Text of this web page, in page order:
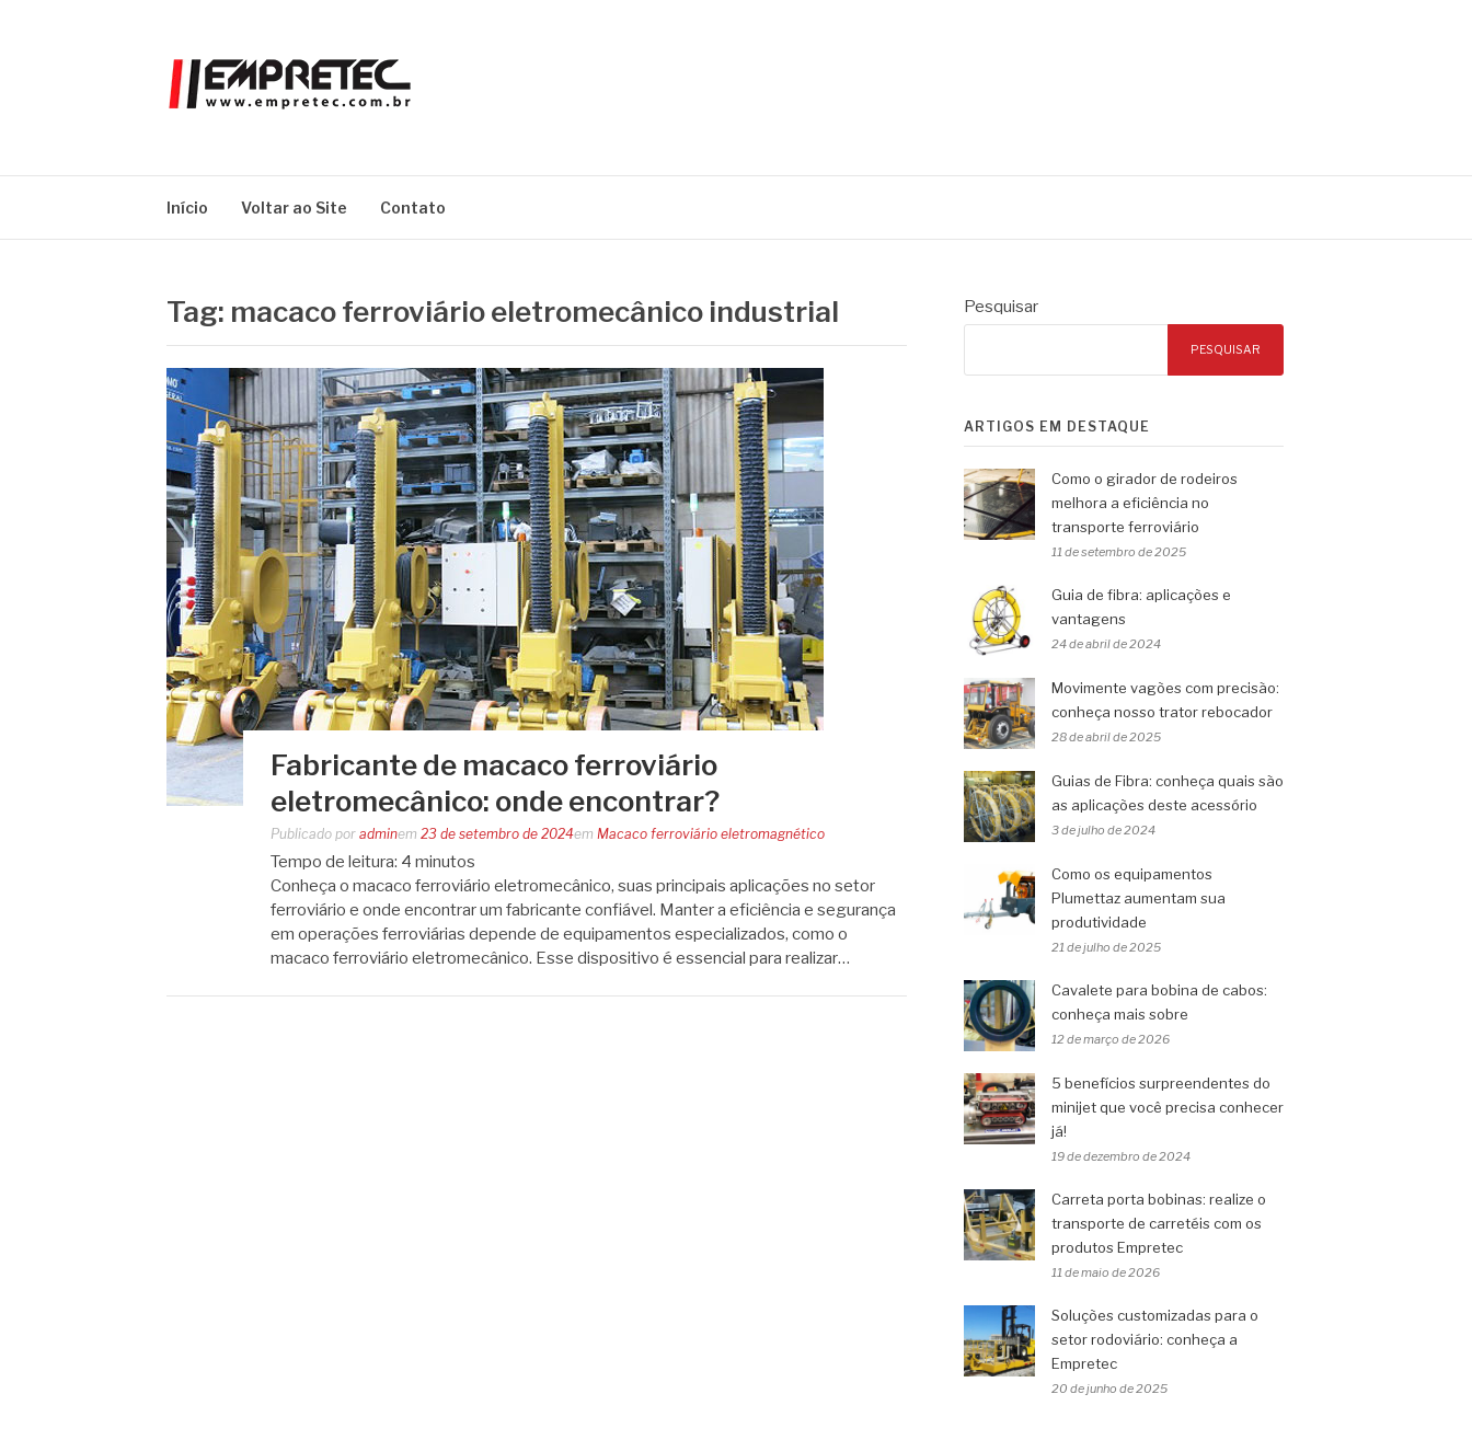
Início Voltar ao Site Contato
Tag: macaco ferroviário eletromecânico industrial
Fabricante de macaco ferroviário
eletromecânico: onde encontrar?
Publicado por adminem 23 de setembro de 2024em Macaco ferroviário eletromagnético
Tempo de leitura: 4 minutos
Conheça o macaco ferroviário eletromecânico, suas principais aplicações no setor
ferroviário e onde encontrar um fabricante confiável. Manter a eficiência e segurança
em operações ferroviárias depende de equipamentos especializados, como o
macaco ferroviário eletromecânico. Esse dispositivo é essencial para realizar…
Pesquisar
PESQUISAR
ARTIGOS EM DESTAQUE
Como o girador de rodeiros
melhora a eficiência no
transporte ferroviário
11 de setembro de 2025
Guia de fibra: aplicações e
vantagens
24 de abril de 2024
Movimente vagões com precisão:
conheça nosso trator rebocador
28 de abril de 2025
Guias de Fibra: conheça quais são
as aplicações deste acessório
3 de julho de 2024
Como os equipamentos
Plumettaz aumentam sua
produtividade
21 de julho de 2025
Cavalete para bobina de cabos:
conheça mais sobre
12 de março de 2026
5 benefícios surpreendentes do
minijet que você precisa conhecer
já!
19 de dezembro de 2024
Carreta porta bobinas: realize o
transporte de carretéis com os
produtos Empretec
11 de maio de 2026
Soluções customizadas para o
setor rodoviário: conheça a
Empretec
20 de junho de 2025